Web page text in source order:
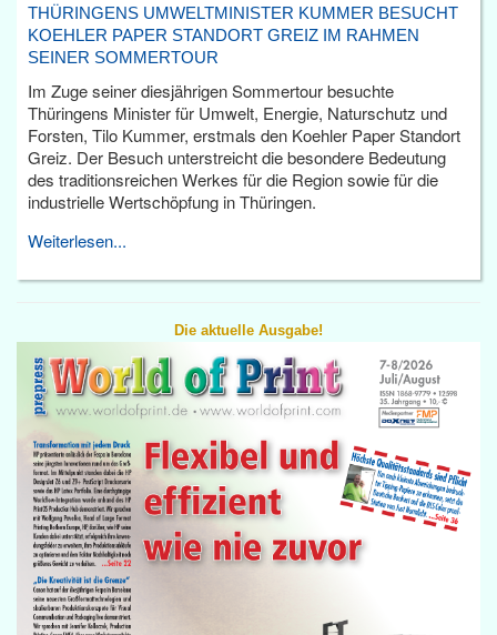
THÜRINGENS UMWELTMINISTER KUMMER BESUCHT
KOEHLER PAPER STANDORT GREIZ IM RAHMEN
SEINER SOMMERTOUR
Im Zuge seiner diesjährigen Sommertour besuchte
Thüringens Minister für Umwelt, Energie, Naturschutz und
Forsten, Tilo Kummer, erstmals den Koehler Paper Standort
Greiz. Der Besuch unterstreicht die besondere Bedeutung
des traditionsreichen Werkes für die Region sowie für die
industrielle Wertschöpfung in Thüringen.
Weiterlesen...
Die aktuelle Ausgabe!